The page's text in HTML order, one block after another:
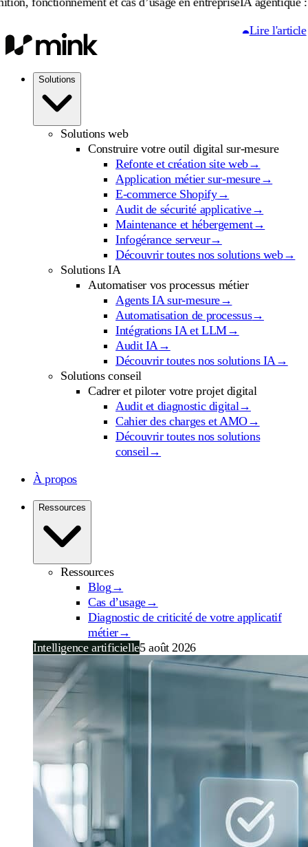
Lire l'article
Solutions
Solutions web
Construire votre outil digital sur-mesure
Refonte et création site web→
Application métier sur-mesure→
E-commerce Shopify→
Audit de sécurité applicative→
Maintenance et hébergement→
Infogérance serveur→
Découvrir toutes nos solutions web→
Solutions IA
Automatiser vos processus métier
Agents IA sur-mesure→
Automatisation de processus→
Intégrations IA et LLM→
Audit IA→
Découvrir toutes nos solutions IA→
Solutions conseil
Cadrer et piloter votre projet digital
Audit et diagnostic digital→
Cahier des charges et AMO→
Découvrir toutes nos solutions
conseil→
À propos
Ressources
Ressources
Blog →
Cas d’usage→
Diagnostic de criticité de votre applicatif
métier→
Intelligence artificielle5 août 2026